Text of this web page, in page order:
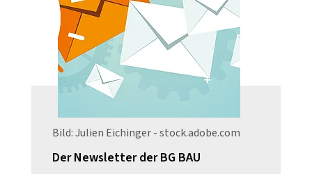
Bild: Julien Eichinger - stock.adobe.com
Der Newsletter der BG BAU